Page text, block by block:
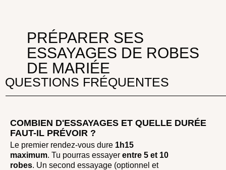
PRÉPARER SES
ESSAYAGES DE ROBES
DE MARIÉE
QUESTIONS FRÉQUENTES
COMBIEN D'ESSAYAGES ET QUELLE DURÉE
FAUT-IL PRÉVOIR ?
Le premier rendez-vous dure 1h15
maximum. Tu pourras essayer entre 5 et 10
robes. Un second essayage (optionnel et